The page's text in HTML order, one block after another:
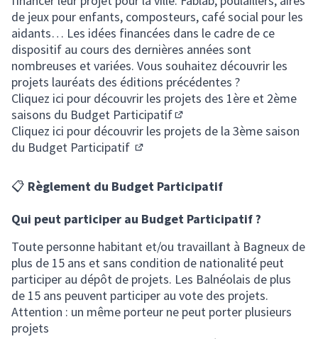
de jeux pour enfants, composteurs, café social pour les
aidants… Les idées financées dans le cadre de ce
dispositif au cours des dernières années sont
nombreuses et variées. Vous souhaitez découvrir les
projets lauréats des éditions précédentes ?
Cliquez ici pour découvrir les projets des 1ère et 2ème
saisons du Budget Participatif
(S'ouvre dans un nouvel
Cliquez ici pour découvrir les projets de la 3ème saison
du Budget Participatif
📋 Règlement du Budget Participatif
Qui peut participer au Budget Participatif ?
Toute personne habitant et/ou travaillant à Bagneux de
plus de 15 ans et sans condition de nationalité peut
participer au dépôt de projets. Les Balnéolais de plus
de 15 ans peuvent participer au vote des projets.
Attention : un même porteur ne peut porter plusieurs
projets